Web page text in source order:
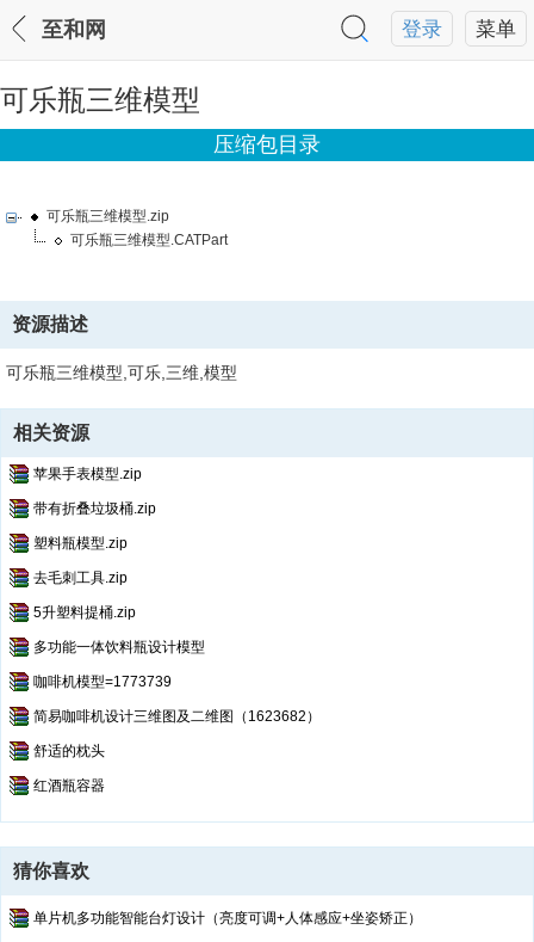
菜单
登录
至和网
可乐瓶三维模型
压缩包目录
可乐瓶三维模型.zip
可乐瓶三维模型.CATPart
资源描述
可乐瓶三维模型,可乐,三维,模型
相关资源
苹果手表模型.zip
带有折叠垃圾桶.zip
塑料瓶模型.zip
去毛刺工具.zip
5升塑料提桶.zip
多功能一体饮料瓶设计模型
咖啡机模型=1773739
简易咖啡机设计三维图及二维图（1623682）
舒适的枕头
红酒瓶容器
猜你喜欢
单片机多功能智能台灯设计（亮度可调+人体感应+坐姿矫正）